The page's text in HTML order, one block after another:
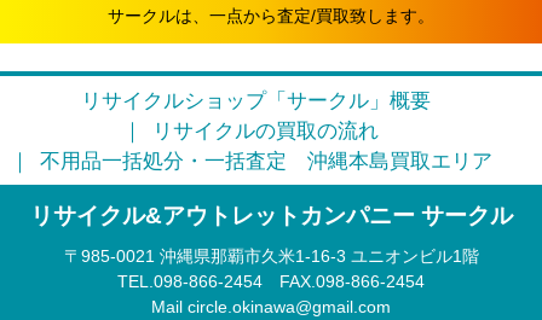
おはようございます。リサイクルカンパニー サークル
2026.04.12
お久しぶりです。リサイクルカンパニー サークルで
そろそろ3月半ば。本格的に引っ越しシーズンに突入で
サークルは、一点から査定/買取致します。
リサイクルショップ「サークル」概要
リサイクルの買取の流れ
不用品一括処分・一括査定
沖縄本島買取エリア
リサイクル&アウトレットカンパニー サークル
〒985‐0021 沖縄県那覇市久米1-16-3 ユニオンビル1階
TEL.098-866-2454 FAX.098‐866‐2454
Mail circle.okinawa@gmail.com